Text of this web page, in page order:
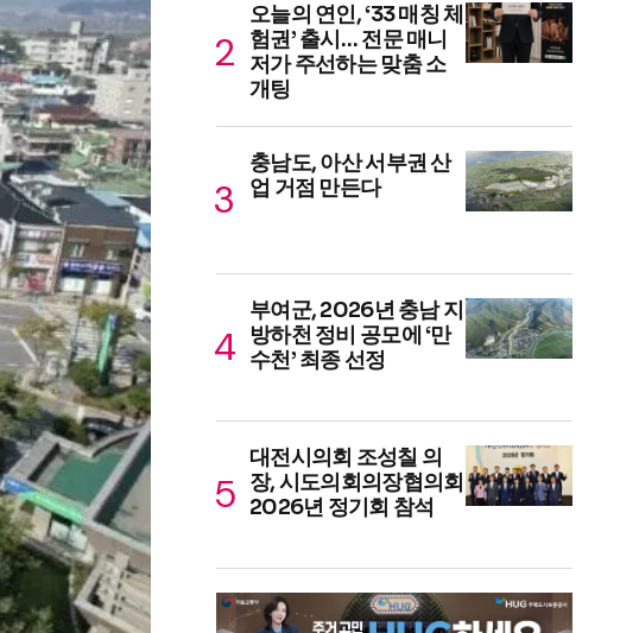
오늘의 연인, ‘33 매칭 체
험권’ 출시… 전문 매니
저가 주선하는 맞춤 소
개팅
충남도, 아산 서부권 산
업 거점 만든다
부여군, 2026년 충남 지
방하천 정비 공모에 ‘만
수천’ 최종 선정
대전시의회 조성칠 의
장, 시도의회의장협의회
2026년 정기회 참석